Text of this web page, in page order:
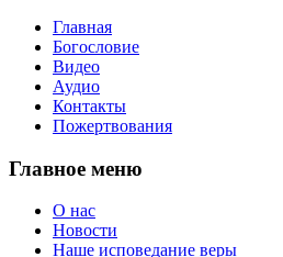
Главная
Богословие
Видео
Аудио
Контакты
Пожертвования
Главное меню
О нас
Новости
Наше исповедание веры